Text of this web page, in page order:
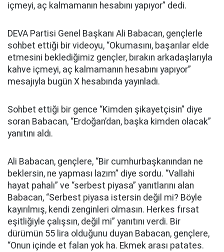
içmeyi, aç kalmamanın hesabını yapıyor” dedi.
DEVA Partisi Genel Başkanı Ali Babacan, gençlerle
sohbet ettiği bir videoyu, “Okumasını, başarılar elde
etmesini beklediğimiz gençler, bırakın arkadaşlarıyla
kahve içmeyi, aç kalmamanın hesabını yapıyor”
mesajıyla bugün X hesabında yayınladı.
Sohbet ettiği bir gence “Kimden şikayetçisin” diye
soran Babacan, “Erdoğan’dan, başka kimden olacak”
yanıtını aldı.
Ali Babacan, gençlere, “Bir cumhurbaşkanından ne
beklersin, ne yapması lazım” diye sordu. “Vallahi
hayat pahalı” ve “serbest piyasa” yanıtlarını alan
Babacan, “Serbest piyasa istersin değil mi? Böyle
kayırılmış, kendi zenginleri olmasın. Herkes fırsat
eşitliğiyle çalışsın, değil mi” yanıtını verdi. Bir
dürümün 55 lira olduğunu duyan Babacan, gençlere,
“Onun içinde et falan yok ha. Ekmek arası patates.